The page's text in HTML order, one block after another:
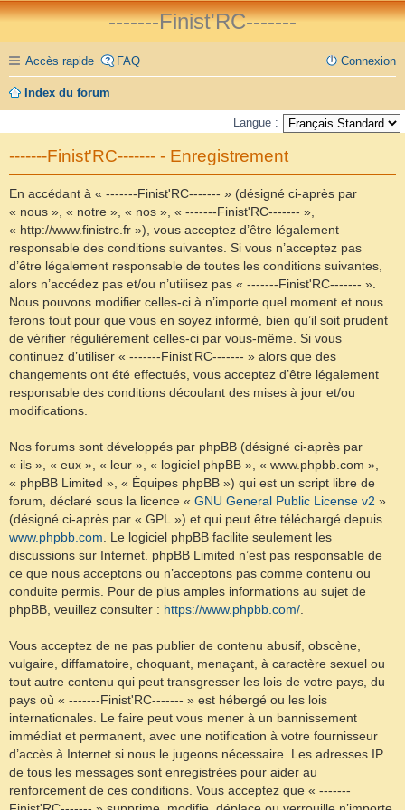
-------Finist'RC-------
Accès rapide FAQ Connexion
Index du forum
Langue :
-------Finist'RC------- - Enregistrement
En accédant à « -------Finist'RC------- » (désigné ci-après par
« nous », « notre », « nos », « -------Finist'RC------- »,
« http://www.finistrc.fr »), vous acceptez d’être légalement
responsable des conditions suivantes. Si vous n’acceptez pas
d’être légalement responsable de toutes les conditions suivantes,
alors n’accédez pas et/ou n’utilisez pas « -------Finist'RC------- ».
Nous pouvons modifier celles-ci à n’importe quel moment et nous
ferons tout pour que vous en soyez informé, bien qu’il soit prudent
de vérifier régulièrement celles-ci par vous-même. Si vous
continuez d’utiliser « -------Finist'RC------- » alors que des
changements ont été effectués, vous acceptez d’être légalement
responsable des conditions découlant des mises à jour et/ou
modifications.
Nos forums sont développés par phpBB (désigné ci-après par
« ils », « eux », « leur », « logiciel phpBB », « www.phpbb.com »,
« phpBB Limited », « Équipes phpBB ») qui est un script libre de
forum, déclaré sous la licence « GNU General Public License v2 »
(désigné ci-après par « GPL ») et qui peut être téléchargé depuis
www.phpbb.com . Le logiciel phpBB facilite seulement les
discussions sur Internet. phpBB Limited n’est pas responsable de
ce que nous acceptons ou n’acceptons pas comme contenu ou
conduite permis. Pour de plus amples informations au sujet de
phpBB, veuillez consulter : https://www.phpbb.com/
Vous acceptez de ne pas publier de contenu abusif, obscène,
vulgaire, diffamatoire, choquant, menaçant, à caractère sexuel ou
tout autre contenu qui peut transgresser les lois de votre pays, du
pays où « -------Finist'RC------- » est hébergé ou les lois
internationales. Le faire peut vous mener à un bannissement
immédiat et permanent, avec une notification à votre fournisseur
d’accès à Internet si nous le jugeons nécessaire. Les adresses IP
de tous les messages sont enregistrées pour aider au
renforcement de ces conditions. Vous acceptez que « -------